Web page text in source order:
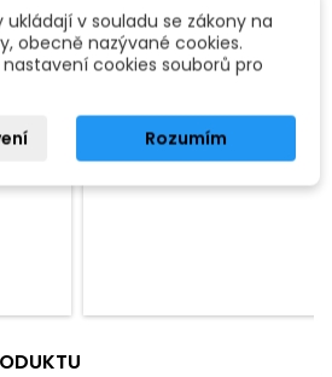
Dvojitá svorka pro trubku;
průměr: 35 mm; barva: černá.
379 Kč
 Přidat do košíku
Není skladem - na
v souladu se zákony na
obecně nazývané cookies.
cookies souborů pro
Rozumím